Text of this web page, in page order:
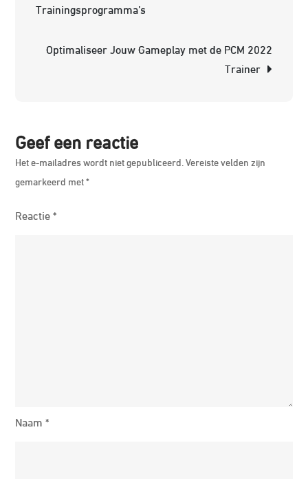
Trainingsprogramma’s
Optimaliseer Jouw Gameplay met de PCM 2022
Trainer
Geef een reactie
Het e-mailadres wordt niet gepubliceerd. Vereiste velden zijn
gemarkeerd met*
Reactie*
Naam*